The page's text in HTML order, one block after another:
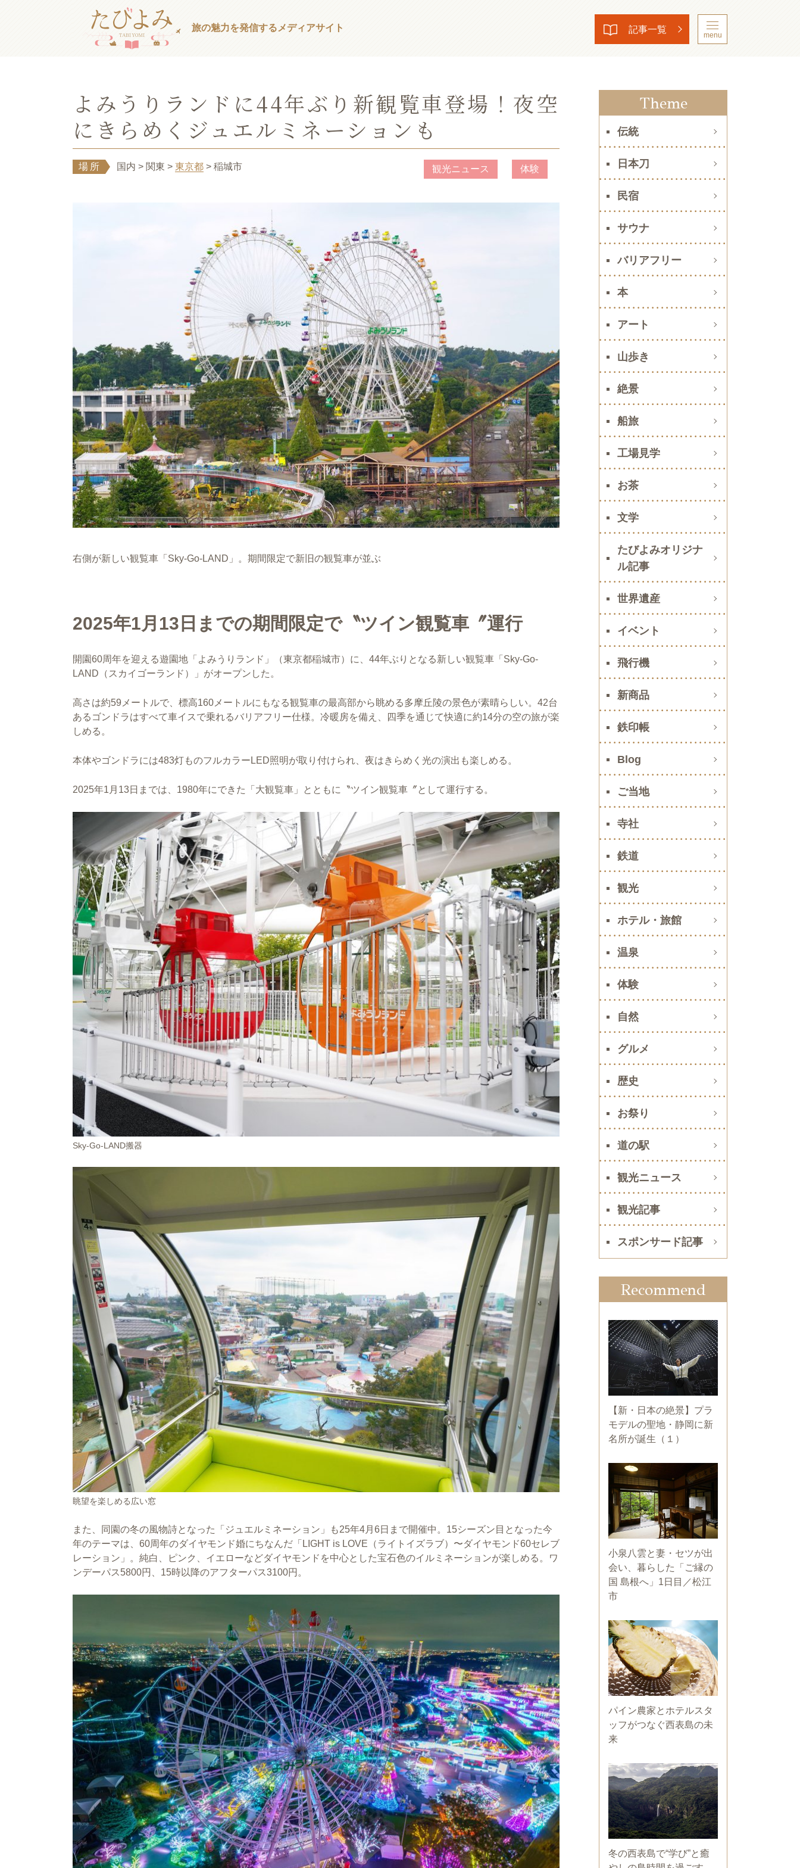
旅の魅力を発信する メディアサイト 記事一覧
menu
よみうりランドに44年ぶり新観覧車登場！夜空
にきらめくジュエルミネーションも
場所 国内 > 関東 >東京都 > 稲城市 観光ニュース 体験
右側が新しい観覧車「Sky-Go-LAND」。期間限定で新旧の観覧車が並ぶ
2025年1月13日までの期間限定で〝ツイン観覧車〞運行
開園60周年を迎える遊園地「よみうりランド」（東京都稲城市）に、44年ぶりとなる新しい観覧車「Sky-Go-
LAND（スカイゴーランド）」がオープンした。
高さは約59メートルで、標高160メートルにもなる観覧車の最高部から眺める多摩丘陵の景色が素晴らしい。42台
あるゴンドラはすべて車イスで乗れるバリアフリー仕様。冷暖房を備え、四季を通じて快適に約14分の空の旅が楽
しめる。
本体やゴンドラには483灯ものフルカラーLED照明が取り付けられ、夜はきらめく光の演出も楽しめる。
2025年1月13日までは、1980年にできた「大観覧車」とともに〝ツイン観覧車〞として運行する。
Sky-Go-LAND搬器
眺望を楽しめる広い窓
また、同園の冬の風物詩となった「ジュエルミネーション」も25年4月6日まで開催中。15シーズン目となった今
年のテーマは、60周年のダイヤモンド婚にちなんだ「LIGHT is LOVE（ライトイズラブ）〜ダイヤモンド60セレブ
レーション」。純白、ピンク、イエローなどダイヤモンドを中心とした宝石色のイルミネーションが楽しめる。ワ
ンデーパス5800円、15時以降のアフターパス3100円。
Theme
伝統
日本刀
民宿
サウナ
バリアフリー
本
アート
山歩き
絶景
船旅
工場見学
お茶
文学
たびよみオリジナ
ル記事
世界遺産
イベント
飛行機
新商品
鉄印帳
Blog
ご当地
寺社
鉄道
観光
ホテル・旅館
温泉
体験
自然
グルメ
歴史
お祭り
道の駅
観光ニュース
観光記事
スポンサード記事
Recommend
【新・日本の絶景】プラ
モデルの聖地・静岡に新
名所が誕生（１）
小泉八雲と妻・セツが出
会い、暮らした「ご縁の
国 島根へ」1日目／松江
市
パイン農家とホテルスタ
ッフがつなぐ西表島の未
来
冬の西表島で“学び”と癒